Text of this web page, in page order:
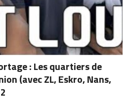
: Les quartiers de
(avec ZL, Eskro, Nans,